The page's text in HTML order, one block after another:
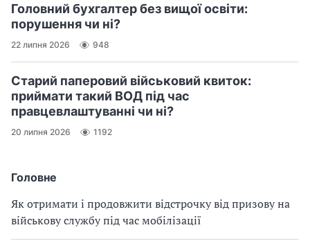
Головне
Як отримати і продовжити відстрочку від призову на
військову службу під час мобілізації
Головний бухгалтер без вищої освіти:
порушення чи ні?
22 липня 2026 948
Старий паперовий військовий квиток:
приймати такий ВОД під час
правцевлаштуванні чи ні?
20 липня 2026 1192